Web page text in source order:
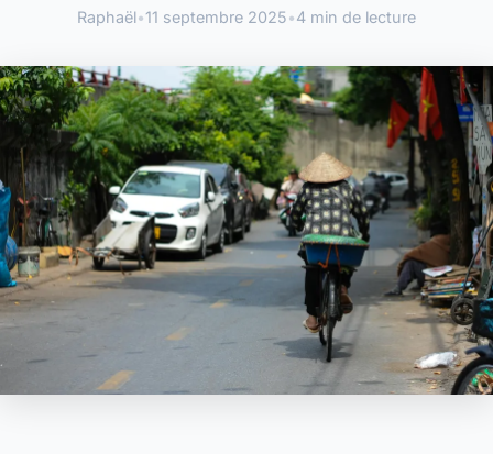
Raphaël•11 septembre 2025•4 min de lecture